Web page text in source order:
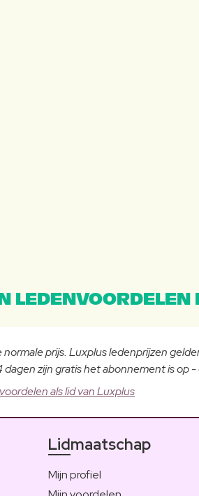
prijs. Luxplus ledenprijzen
zijn gratis het abonnement is op -
als lid van Luxplus
Lidmaatschap
Mijn profiel